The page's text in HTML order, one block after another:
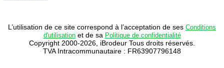
L’utilisation de ce site correspond à l’acceptation de ses Conditions
d'utilisationet de sa Politique de confidentialité
Copyright 2000-2026, iBrodeur Tous droits réservés.
TVA Intracommunautaire : FR63907796148